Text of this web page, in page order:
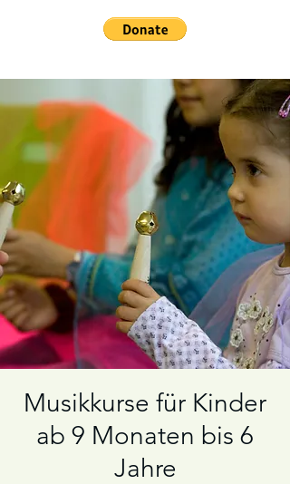
Musikkurse für Kinder
ab 9 Monaten bis 6
Jahre